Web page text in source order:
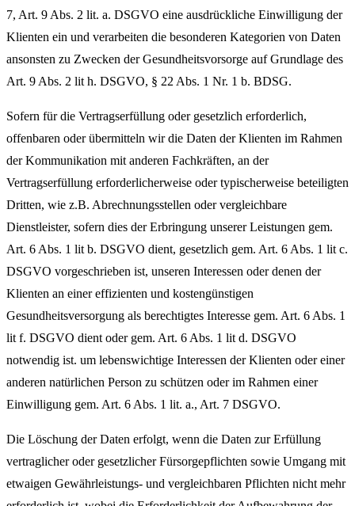
7, Art. 9 Abs. 2 lit. a. DSGVO eine ausdrückliche Einwilligung der
Klienten ein und verarbeiten die besonderen Kategorien von Daten
ansonsten zu Zwecken der Gesundheitsvorsorge auf Grundlage des
Art. 9 Abs. 2 lit h. DSGVO, § 22 Abs. 1 Nr. 1 b. BDSG.
Sofern für die Vertragserfüllung oder gesetzlich erforderlich,
offenbaren oder übermitteln wir die Daten der Klienten im Rahmen
der Kommunikation mit anderen Fachkräften, an der
Vertragserfüllung erforderlicherweise oder typischerweise beteiligten
Dritten, wie z.B. Abrechnungsstellen oder vergleichbare
Dienstleister, sofern dies der Erbringung unserer Leistungen gem.
Art. 6 Abs. 1 lit b. DSGVO dient, gesetzlich gem. Art. 6 Abs. 1 lit c.
DSGVO vorgeschrieben ist, unseren Interessen oder denen der
Klienten an einer effizienten und kostengünstigen
Gesundheitsversorgung als berechtigtes Interesse gem. Art. 6 Abs. 1
lit f. DSGVO dient oder gem. Art. 6 Abs. 1 lit d. DSGVO
notwendig ist. um lebenswichtige Interessen der Klienten oder einer
anderen natürlichen Person zu schützen oder im Rahmen einer
Einwilligung gem. Art. 6 Abs. 1 lit. a., Art. 7 DSGVO.
Die Löschung der Daten erfolgt, wenn die Daten zur Erfüllung
vertraglicher oder gesetzlicher Fürsorgepflichten sowie Umgang mit
etwaigen Gewährleistungs- und vergleichbaren Pflichten nicht mehr